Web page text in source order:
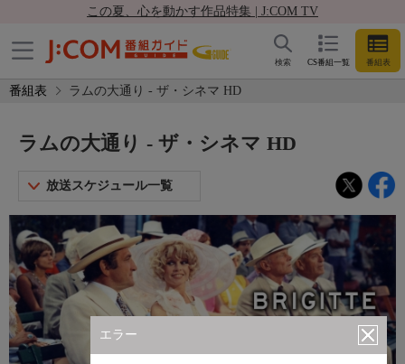
この夏、心を動かす作品特集 | J:COM TV
CS番組一覧 番組表
検索
番組表 ラムの大通り - ザ・シネマ HD
エラー
ラムの大通り - ザ・シネマ HD
放送スケジュール一覧